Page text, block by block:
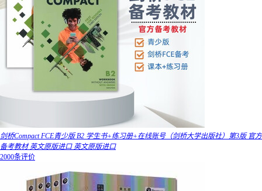
剑桥Compact FCE青少版 B2 学生书+练习册+在线账号（剑桥大学出版社）第3版 官方
备考教材 英文原版进口 英文原版进口
2000条评价